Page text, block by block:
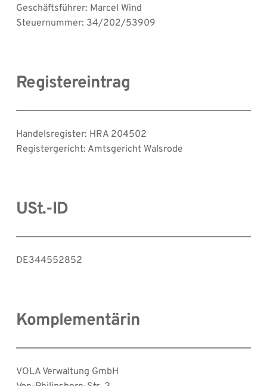
Geschäftsführer: Marcel Wind
Steuernummer: 34/202/53909
Registereintrag
Handelsregister: HRA 204502
Registergericht: Amtsgericht Walsrode
USt.-ID
DE344552852
Komplementärin
VOLA Verwaltung GmbH